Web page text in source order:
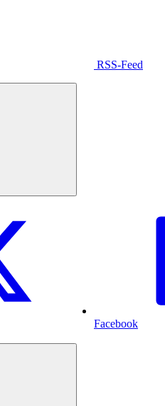
RSS-Feed
Facebook